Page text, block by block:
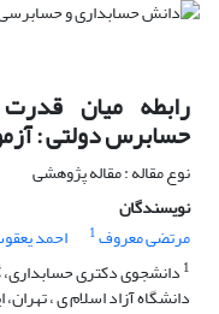
رابطه میان
حسابرس دولتی :
نوع مقاله : مقاله پژوهشی
نویسندگان
مرتضی معروف1 احمد
1 دانشجوی دکتری حسابداری،
دانشگاه آزاد اسلام ی ، تهران،